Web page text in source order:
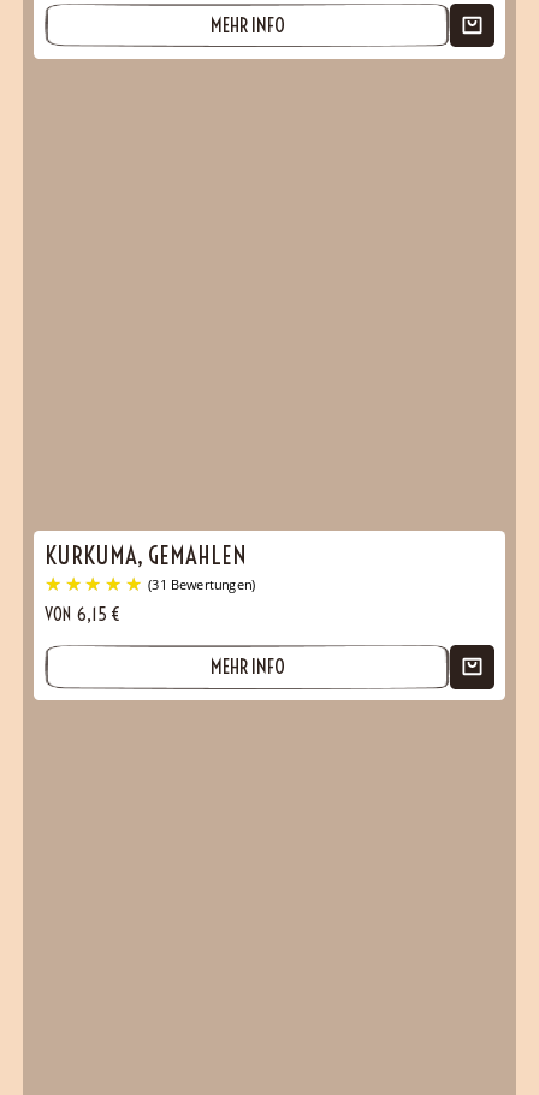
(1 Bewertungen)
MEHR INFO
KURKUMA, GEMAHLEN
VON 6,15 €
MEHR INFO